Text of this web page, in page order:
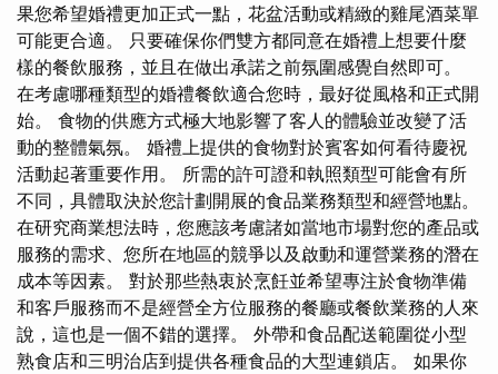
果您希望婚禮更加正式一點，花盆活動或精緻的雞尾酒菜單
可能更合適。 只要確保你們雙方都同意在婚禮上想要什麼
樣的餐飲服務，並且在做出承諾之前氛圍感覺自然即可。
在考慮哪種類型的婚禮餐飲適合您時，最好從風格和正式開
始。 食物的供應方式極大地影響了客人的體驗並改變了活
動的整體氣氛。 婚禮上提供的食物對於賓客如何看待慶祝
活動起著重要作用。 所需的許可證和執照類型可能會有所
不同，具體取決於您計劃開展的食品業務類型和經營地點。
在研究商業想法時，您應該考慮諸如當地市場對您的產品或
服務的需求、您所在地區的競爭以及啟動和運營業務的潛在
成本等因素。 對於那些熱衷於烹飪並希望專注於食物準備
和客戶服務而不是經營全方位服務的餐廳或餐飲業務的人來
說，這也是一個不錯的選擇。 外帶和食品配送範圍從小型
熟食店和三明治店到提供各種食品的大型連鎖店。 如果你